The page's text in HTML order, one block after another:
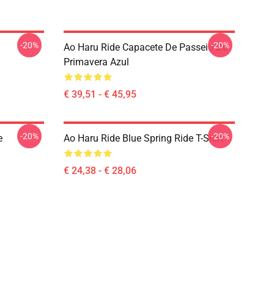
-20%
Ao Haru Ride Capacete De Passeio De
Primavera Azul
€ 39,51 - € 45,95
-20%
-20% Ao Haru Ride Blue Spring Ride T-Shirt
€ 24,38 - € 28,06
-20%